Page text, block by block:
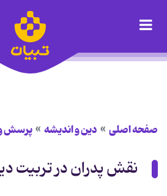
صفحه اصلی دین و اندیشه پرسش
نقش پدران در تربیت